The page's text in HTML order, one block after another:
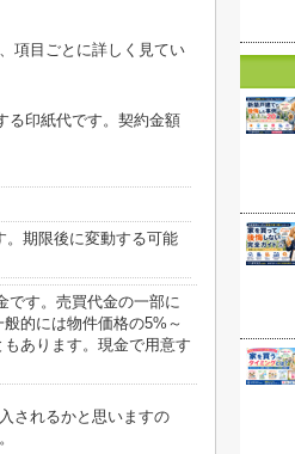
項目ごとに詳しく見てい
る印紙代です。契約金額
。期限後に変動する可能
です。売買代金の一部に
的には物件価格の5%～
あります。現金で用意す
されるかと思いますの